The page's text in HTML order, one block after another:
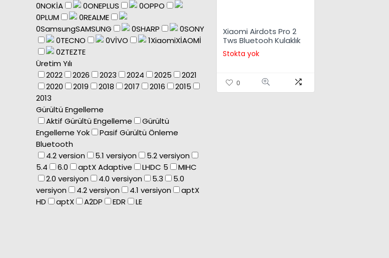
0NOKİA 0ONEPLUS 0OPPO
0PLUM 0REALME
0SamsungSAMSUNG 0SHARP 0SONY
0TECNO 0VİVO 1XiaomiXİAOMİ
0ZTEZTE
Üretim Yılı
2022
2026 2023 2024 2025
2021
2020
2019 2018 2017 2016
2015
2013
Gürültü Engelleme
Aktif Gürültü Engelleme
Gürültü
Engelleme Yok
Pasif Gürültü Önleme
Bluetooth
4.2 version
5.1 versiyon
5.2 versiyon
5.4
6.0 aptX Adaptive LHDC 5
MIHC
2.0 versiyon
4.0 versiyon 5.3
5.0
versiyon
4.2 versiyon 4.1 versiyon
aptX
HD
aptX A2DP EDR LE
Xiaomi Airdots Pro 2
Tws Bluetooh Kulaklık
Stokta yok
0